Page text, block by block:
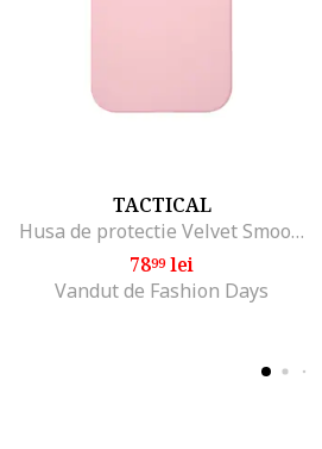
TACTICAL
Husa de protectie Velvet Smoothie pentru iPhone 12/12 Pro, Roz
7899lei
Vandut de Fashion Days